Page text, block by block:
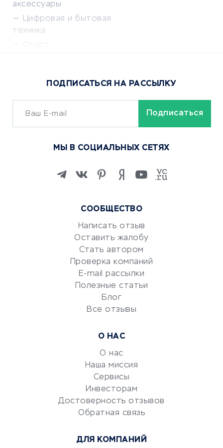
аксессуары
Цифровая и бытовая
техника
Сервисы доставки
ОБУЧЕНИЕ И РАБОТА
Изучение иностранных
Маркетинг и продажи
Репетиторство
Красота и здоровье
Сервисы по поиску работы
Сетевой маркетинг
УСЛУГИ ДЛЯ БИЗНЕСА
документооборот
Юридические компании
Аудиторские компании
СООБЩЕСТВО
Написать отзыв
Оставить жалобу
Стать автором
Проверка компаний
E-mail рассылки
Полезные статьи
Блог
Все отзывы
О НАС
О нас
Наша миссия
Сервисы
Инвесторам
Достоверность отзывов
Обратная связь
ДЛЯ КОМПАНИЙ
ПОДПИСАТЬСЯ НА РАССЫЛКУ
МЫ В СОЦИАЛЬНЫХ СЕТЯХ